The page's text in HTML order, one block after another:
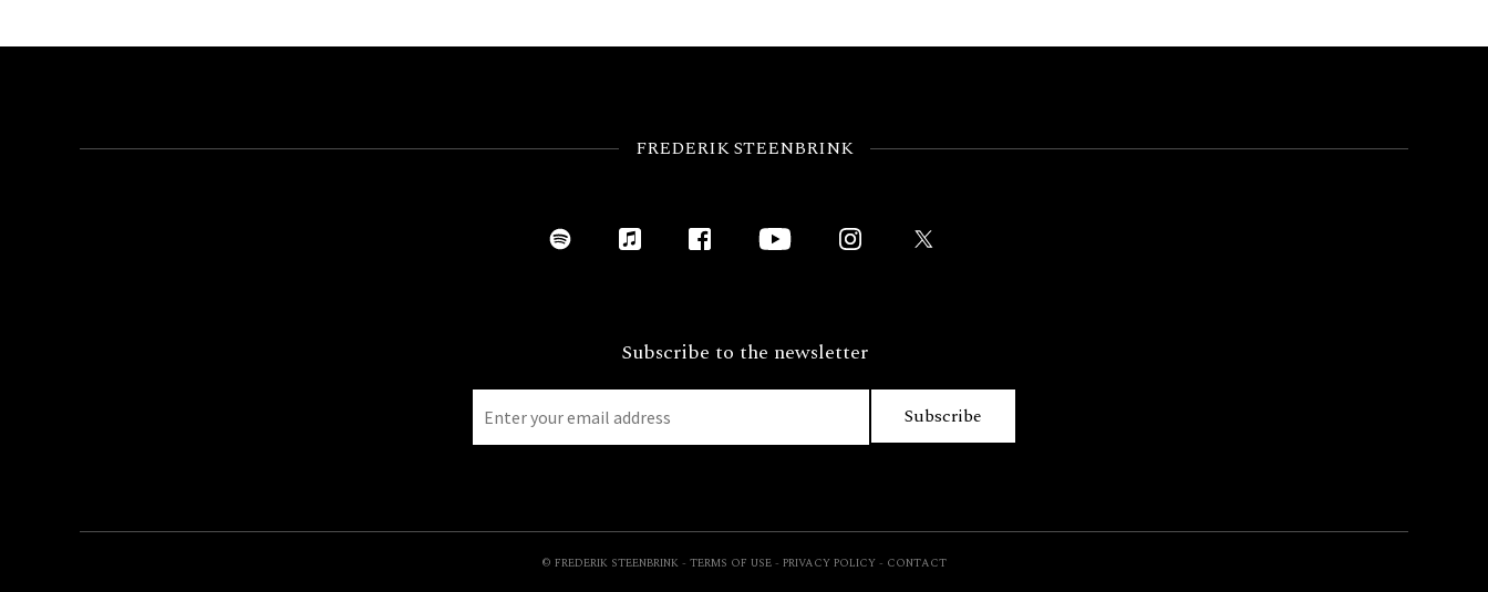
FREDERIK STEENBRINK
Subscribe to the newsletter
© FREDERIK STEENBRINK- TERMS OF USE- PRIVACY POLICY- CONTACT